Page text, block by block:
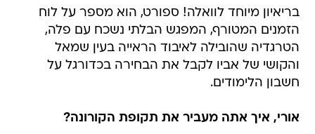
הטרגדיה שהובילה לאיבוד הראייה בעין שמאל
והקושי של אביו לקבל את הבחירה בכדורגל על
חשבון הלימודים.
אורי, איך אתה מעביר את תקופת הקורונה?
"בשנים האחרונות אימנתי בבית הספר לכדורגל